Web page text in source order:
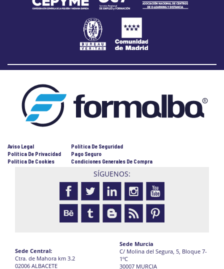
Aviso Legal
Política De Privacidad
Política De Cookies
Política De Seguridad
Pago Seguro
Condiciones Generales De Compra
SÍGUENOS:
Sede Central:
Ctra. de Mahora km 3.2
02006 ALBACETE
Sede Murcia
C/ Molina del Segura, 5, Bloque 7-
1ºC
30007 MURCIA